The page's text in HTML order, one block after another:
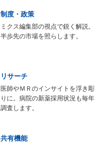
制度・政策
ミクス編集部の視点で鋭く解説。
半歩先の市場を照らします。
リサーチ
医師やＭＲのインサイトを浮き彫
りに。病院の新薬採用状況も毎年
調査します。
共有機能